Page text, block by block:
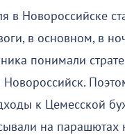
в Новороссийске
в основном, в
понимали
Новороссийск.
к Цемесской
на парашютах